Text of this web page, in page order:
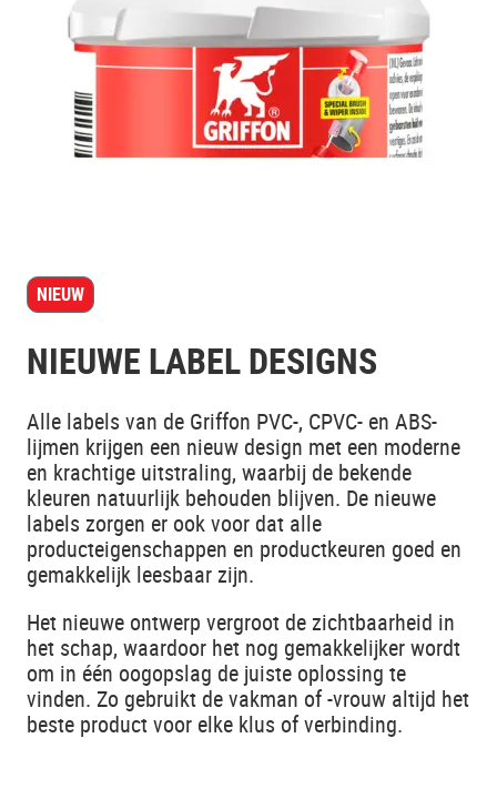
NIEUW
NIEUWE LABEL DESIGNS
Alle labels van de Griffon PVC-, CPVC- en ABS-
lijmen krijgen een nieuw design met een moderne
en krachtige uitstraling, waarbij de bekende
kleuren natuurlijk behouden blijven. De nieuwe
labels zorgen er ook voor dat alle
producteigenschappen en productkeuren goed en
gemakkelijk leesbaar zijn.
Het nieuwe ontwerp vergroot de zichtbaarheid in
het schap, waardoor het nog gemakkelijker wordt
om in één oogopslag de juiste oplossing te
vinden. Zo gebruikt de vakman of -vrouw altijd het
beste product voor elke klus of verbinding.